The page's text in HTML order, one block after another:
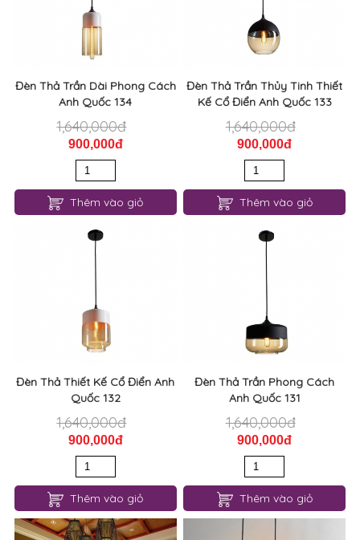
Đèn Thả Trần Dài Phong Cách
Anh Quốc 134
1,640,000đ
900,000đ
Thêm vào giỏ
Đèn Thả Trần Thủy Tinh Thiết
Kế Cổ Điển Anh Quốc 133
1,640,000đ
900,000đ
Thêm vào giỏ
Đèn Thả Thiết Kế Cổ Điển Anh
Quốc 132
1,640,000đ
900,000đ
Thêm vào giỏ
Đèn Thả Trần Phong Cách
Anh Quốc 131
1,640,000đ
900,000đ
Thêm vào giỏ